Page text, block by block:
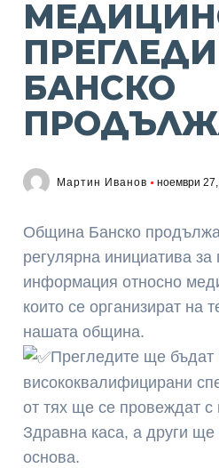
БАНСКО
Мартин Иванов ноември
Община Банско
регулярна инициатива
информация относно
които се организират на
нашата община.
Прегледите ще бъдат
висококвалифицирани
от тях ще се провеждат
Здравна каса, а други
основа.